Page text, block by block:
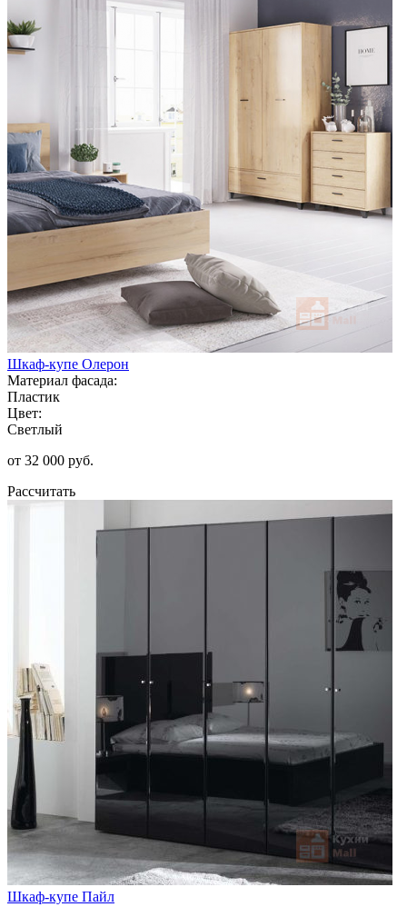
Шкаф-купе Олерон
Материал фасада:
Пластик
Цвет:
Светлый
от 32 000 руб.
Рассчитать
Шкаф-купе Пайл